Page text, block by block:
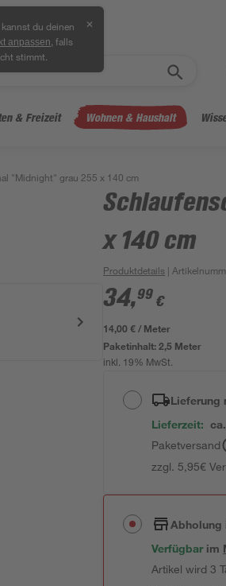
kannst du deinen
anpassen , falls
stimmt.
✕
& Freizeit Wohnen & Haushalt
"Midnight" grau 255 x 140 cm
x 140 cm
Produktdetails |
34,99 €
14,00 € / Meter
Paketinhalt:2,5 Meter
inkl. 19% MwSt.
Lieferung
Lieferzeit:
Paketversand
zzgl. 5,95€
Abholung
Verfügbar im
Artikel wird 3